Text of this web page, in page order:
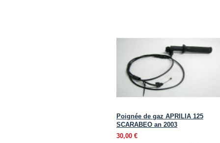
Poignée de gaz APRILIA 125
SCARABEO an 2003
30,00 €